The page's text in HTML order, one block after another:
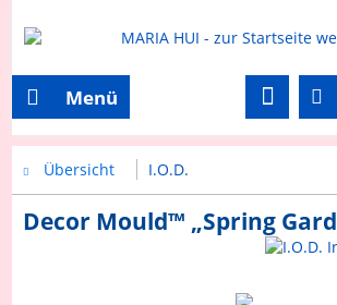
Menü
Übersicht I.O.D.
Decor Mould™ „Spring